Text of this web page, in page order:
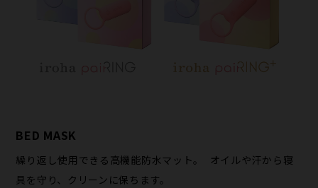
BED MASK
繰り返し使用できる高機能防水マット。 オイルや汗から寝
具を守り、クリーンに保ちます。